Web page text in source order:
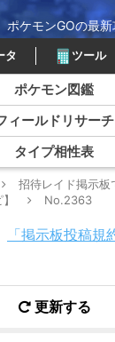
ポケモンGOの最
タ ツール
ポケモン図鑑
ィールドリサーチ
タイプ相性表
招待レイド掲示板
No.2363
「掲示板投稿規
更新する